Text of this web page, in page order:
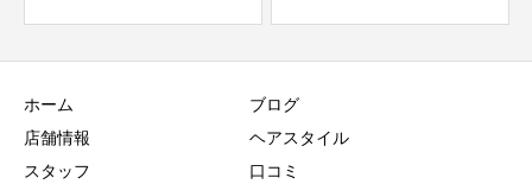
ホーム
店舗情報
スタッフ
ブログ
ヘアスタイル
口コミ